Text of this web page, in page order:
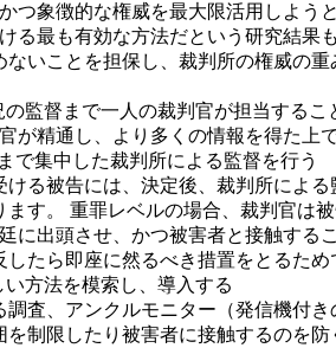
つ象徴的な権威を最大限活用しよう
る最も有効な方法だという研究結果
ないことを担保し、裁判所の権威の
監督まで一人の裁判官が担当するこ
精通し、より多くの情報を得た上
で集中した裁判所による監督を行う
る被告には、決定後、裁判所によ
す。 重罪レベルの場合、裁判官は
に出頭させ、かつ被害者と接触する
たら即座に然るべき措置をとるため
方法を模索し、導入する
査、アンクルモニター（発信機付
制限したり被害者に接触するのを